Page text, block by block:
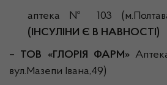
аптека № 103
(ІНСУЛІНИ Є В НАВНОСТІ)
– ТОВ «ГЛОРІЯ ФАРМ»
вул.Мазепи Івана,49)